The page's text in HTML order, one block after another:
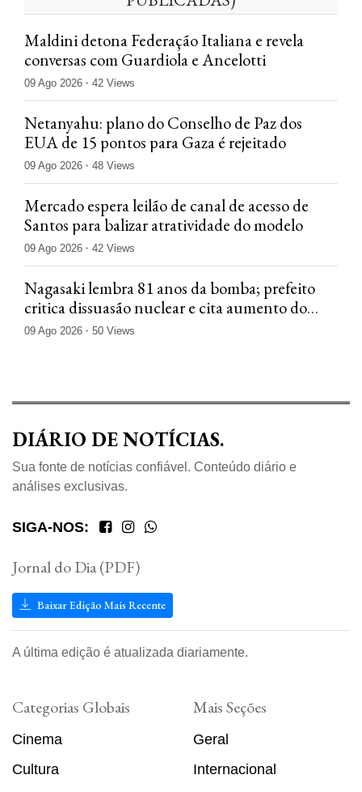
Maldini detona Federação Italiana e revela
conversas com Guardiola e Ancelotti
09 Ago 2026 42 Views
Netanyahu: plano do Conselho de Paz dos
EUA de 15 pontos para Gaza é rejeitado
09 Ago 2026 48 Views
Mercado espera leilão de canal de acesso de
Santos para balizar atratividade do modelo
09 Ago 2026 42 Views
Nagasaki lembra 81 anos da bomba; prefeito
critica dissuasão nuclear e cita aumento do
risco
09 Ago 2026 50 Views
DIÁRIO DE NOTÍCIAS.
Sua fonte de notícias confiável. Conteúdo diário e
análises exclusivas.
SIGA-NOS:
Jornal do Dia (PDF)
Baixar Edição Mais Recente
A última edição é atualizada diariamente.
Categorias Globais
Cinema
Cultura
Mais Seções
Geral
Internacional